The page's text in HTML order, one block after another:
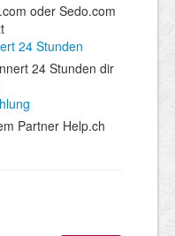
oder Sedo.com
24 Stunden dir
Partner Help.ch